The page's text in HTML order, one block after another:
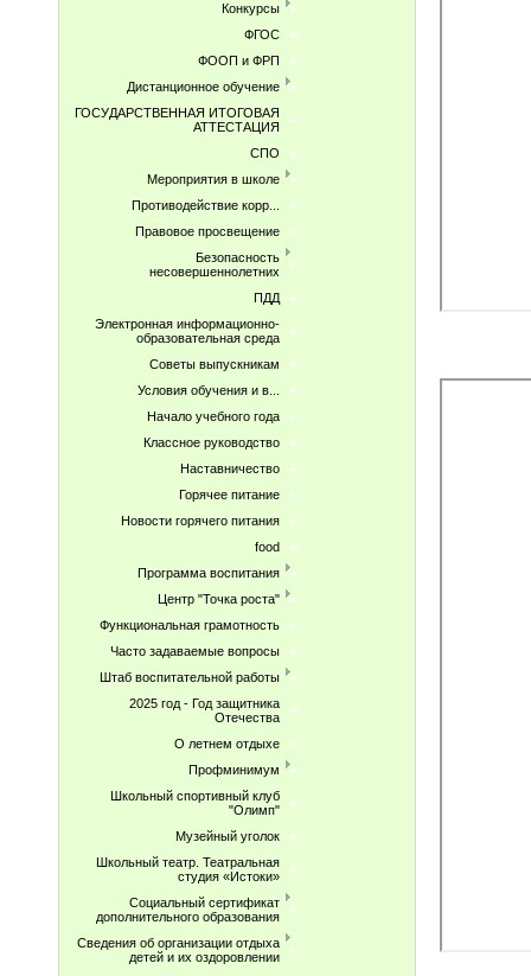
Конкурсы
ФГОС
ФООП и ФРП
Дистанционное обучение
ГОСУДАРСТВЕННАЯ ИТОГОВАЯ
АТТЕСТАЦИЯ
СПО
Мероприятия в школе
Противодействие корр...
Правовое просвещение
Безопасность
несовершеннолетних
ПДД
Электронная информационно-
образовательная среда
Советы выпускникам
Условия обучения и в...
Начало учебного года
Классное руководство
Наставничество
Горячее питание
Новости горячего питания
food
Программа воспитания
Центр "Точка роста"
Функциональная грамотность
Часто задаваемые вопросы
Штаб воспитательной работы
2025 год - Год защитника
Отечества
О летнем отдыхе
Профминимум
Школьный спортивный клуб
"Олимп"
Музейный уголок
Школьный театр. Театральная
студия «Истоки»
Социальный сертификат
дополнительного образования
Сведения об организации отдыха
детей и их оздоровлении